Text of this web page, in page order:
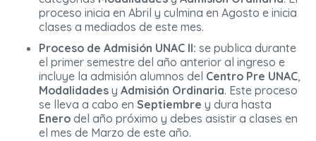
proceso inicia en Abril y culmina en Agosto e inicia
clases a mediados de este mes.
Proceso de Admisión UNAC II: se publica durante
el primer semestre del año anterior al ingreso e
incluye la admisión alumnos del Centro Pre UNAC,
Modalidades y Admisión Ordinaria. Este proceso
se lleva a cabo en Septiembre y dura hasta
Enero del año próximo y debes asistir a clases en
el mes de Marzo de este año.